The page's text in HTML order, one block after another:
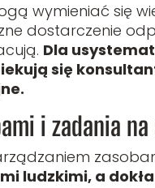
wymieniać się
dostarczenie
Dla
się
i zadania
ludzkimi, a